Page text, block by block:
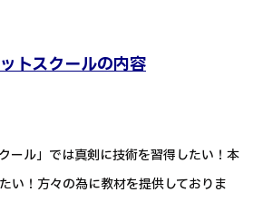
トスクールの内容
ール」では真剣に技術を習得したい！本
い！方々の為に教材を提供しておりま